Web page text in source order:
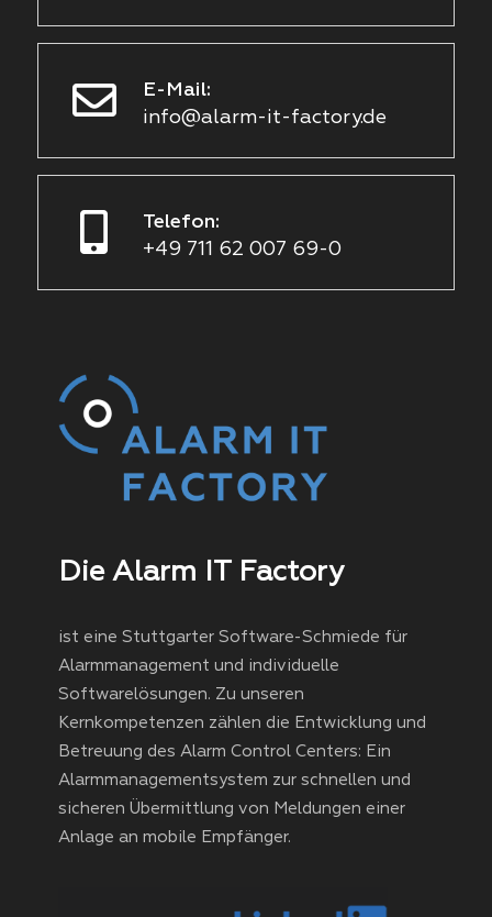
E-Mail:
info@alarm-it-factory.de
Telefon:
+49 711 62 007 69-0
Die Alarm IT Factory
ist eine Stuttgarter Software-Schmiede für
Alarmmanagement und individuelle
Softwarelösungen. Zu unseren
Kernkompetenzen zählen die Entwicklung und
Betreuung des Alarm Control Centers: Ein
Alarmmanagementsystem zur schnellen und
sicheren Übermittlung von Meldungen einer
Anlage an mobile Empfänger.